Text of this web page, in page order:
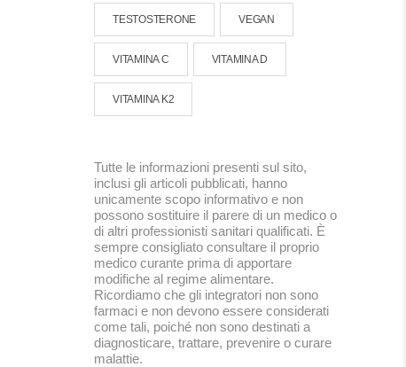
TESTOSTERONE VEGAN
VITAMINA C VITAMINA D
VITAMINA K2
Tutte le informazioni presenti sul sito,
inclusi gli articoli pubblicati, hanno
unicamente scopo informativo e non
possono sostituire il parere di un medico o
di altri professionisti sanitari qualificati. È
sempre consigliato consultare il proprio
medico curante prima di apportare
modifiche al regime alimentare.
Ricordiamo che gli integratori non sono
farmaci e non devono essere considerati
come tali, poiché non sono destinati a
diagnosticare, trattare, prevenire o curare
malattie.